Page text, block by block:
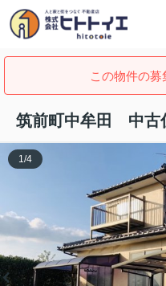
この物件の募
筑前町中牟田 中古
1 /4